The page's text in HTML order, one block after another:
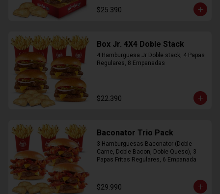
$25.390
Box Jr. 4X4 Doble Stack
4 Hamburguesa Jr Doble stack, 4 Papas
Regulares, 8 Empanadas
$22.390
Baconator Trio Pack
3 Hamburguesas Baconator (Doble
Carne, Doble Bacon, Doble Queso), 3
Papas Fritas Regulares, 6 Empanada
$29.990